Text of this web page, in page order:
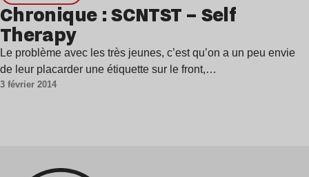
Chronique : SCNTST – Self
Therapy
Le problème avec les très jeunes, c’est qu’on a un peu envie
de leur placarder une étiquette sur le front,…
3 février 2014